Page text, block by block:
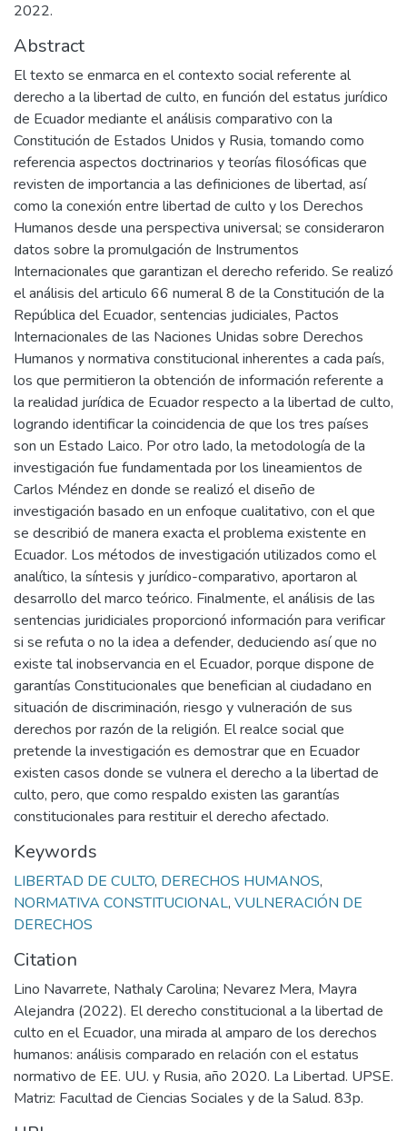
2022.
Abstract
El texto se enmarca en el contexto social referente al
derecho a la libertad de culto, en función del estatus jurídico
de Ecuador mediante el análisis comparativo con la
Constitución de Estados Unidos y Rusia, tomando como
referencia aspectos doctrinarios y teorías filosóficas que
revisten de importancia a las definiciones de libertad, así
como la conexión entre libertad de culto y los Derechos
Humanos desde una perspectiva universal; se consideraron
datos sobre la promulgación de Instrumentos
Internacionales que garantizan el derecho referido. Se realizó
el análisis del articulo 66 numeral 8 de la Constitución de la
República del Ecuador, sentencias judiciales, Pactos
Internacionales de las Naciones Unidas sobre Derechos
Humanos y normativa constitucional inherentes a cada país,
los que permitieron la obtención de información referente a
la realidad jurídica de Ecuador respecto a la libertad de culto,
logrando identificar la coincidencia de que los tres países
son un Estado Laico. Por otro lado, la metodología de la
investigación fue fundamentada por los lineamientos de
Carlos Méndez en donde se realizó el diseño de
investigación basado en un enfoque cualitativo, con el que
se describió de manera exacta el problema existente en
Ecuador. Los métodos de investigación utilizados como el
analítico, la síntesis y jurídico-comparativo, aportaron al
desarrollo del marco teórico. Finalmente, el análisis de las
sentencias juridiciales proporcionó información para verificar
si se refuta o no la idea a defender, deduciendo así que no
existe tal inobservancia en el Ecuador, porque dispone de
garantías Constitucionales que benefician al ciudadano en
situación de discriminación, riesgo y vulneración de sus
derechos por razón de la religión. El realce social que
pretende la investigación es demostrar que en Ecuador
existen casos donde se vulnera el derecho a la libertad de
culto, pero, que como respaldo existen las garantías
constitucionales para restituir el derecho afectado.
Keywords
LIBERTAD DE CULTO, DERECHOS HUMANOS,
NORMATIVA CONSTITUCIONAL, VULNERACIÓN DE
DERECHOS
Citation
Lino Navarrete, Nathaly Carolina; Nevarez Mera, Mayra
Alejandra (2022). El derecho constitucional a la libertad de
culto en el Ecuador, una mirada al amparo de los derechos
humanos: análisis comparado en relación con el estatus
normativo de EE. UU. y Rusia, año 2020. La Libertad. UPSE.
Matriz: Facultad de Ciencias Sociales y de la Salud. 83p.